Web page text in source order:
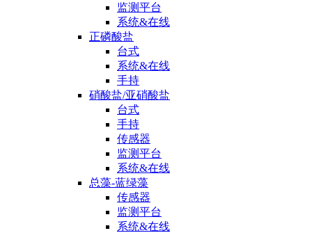
监测平台
系统&在线
正磷酸盐
台式
系统&在线
手持
硝酸盐/亚硝酸盐
台式
手持
传感器
监测平台
系统&在线
总藻-蓝绿藻
传感器
监测平台
系统&在线